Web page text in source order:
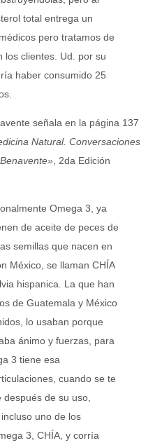
total entrega un
pero tratamos de
los clientes. Ud. por su
haber consumido 25
señala en la página 137
Natural. Conversaciones
, 2da Edición
Omega 3, ya
de aceite de peces de
semillas que nacen en
México, se llaman CHÍA
hispanica. La que han
de Guatemala y México
lo usaban porque
ánimo y fuerzas, para
3 tiene esa
cuando se te
después de su uso,
uno de los
3, CHÍA, y corría